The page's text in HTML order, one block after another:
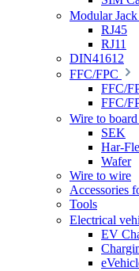
Modular Jack
RJ45
RJ11
DIN41612
FFC/FPC
FFC/
FFC/
Wire to board
SEK
Har-
Wafer
Wire to wire
Accessories
Tools
Electrical
EV